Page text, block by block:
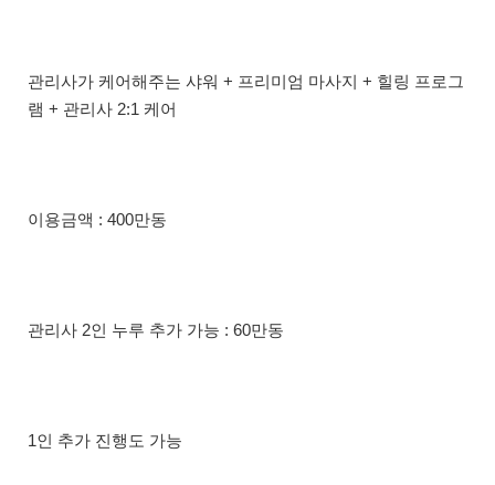
관리사가 케어해주는 샤워 + 프리미엄 마사지 + 힐링 프로그
램 + 관리사 2:1 케어
이용금액 : 400만동
관리사 2인 누루 추가 가능 : 60만동
1인 추가 진행도 가능